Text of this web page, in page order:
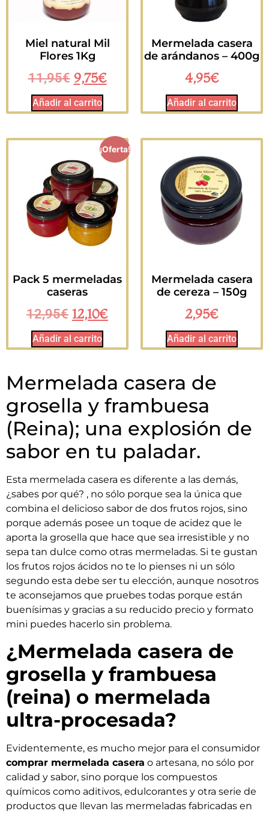
Miel natural Mil
Flores 1Kg
11,95€ 9,75€
Añadir al carrito
Mermelada casera
de arándanos – 400g
4,95€
Añadir al carrito
¡Oferta!
Pack 5 mermeladas
caseras
12,95€ 12,10€
Añadir al carrito
Mermelada casera
de cereza – 150g
2,95€
Añadir al carrito
Mermelada casera de
grosella y frambuesa
(Reina); una explosión de
sabor en tu paladar.
Esta mermelada casera es diferente a las demás,
¿sabes por qué? , no sólo porque sea la única que
combina el delicioso sabor de dos frutos rojos, sino
porque además posee un toque de acidez que le
aporta la grosella que hace que sea irresistible y no
sepa tan dulce como otras mermeladas. Si te gustan
los frutos rojos ácidos no te lo pienses ni un sólo
segundo esta debe ser tu elección, aunque nosotros
te aconsejamos que pruebes todas porque están
buenísimas y gracias a su reducido precio y formato
mini puedes hacerlo sin problema.
¿Mermelada casera de
grosella y frambuesa
(reina) o mermelada
ultra-procesada?
Evidentemente, es mucho mejor para el consumidor
comprar mermelada casera o artesana, no sólo por
calidad y sabor, sino porque los compuestos
químicos como aditivos, edulcorantes y otra serie de
productos que llevan las mermeladas fabricadas en